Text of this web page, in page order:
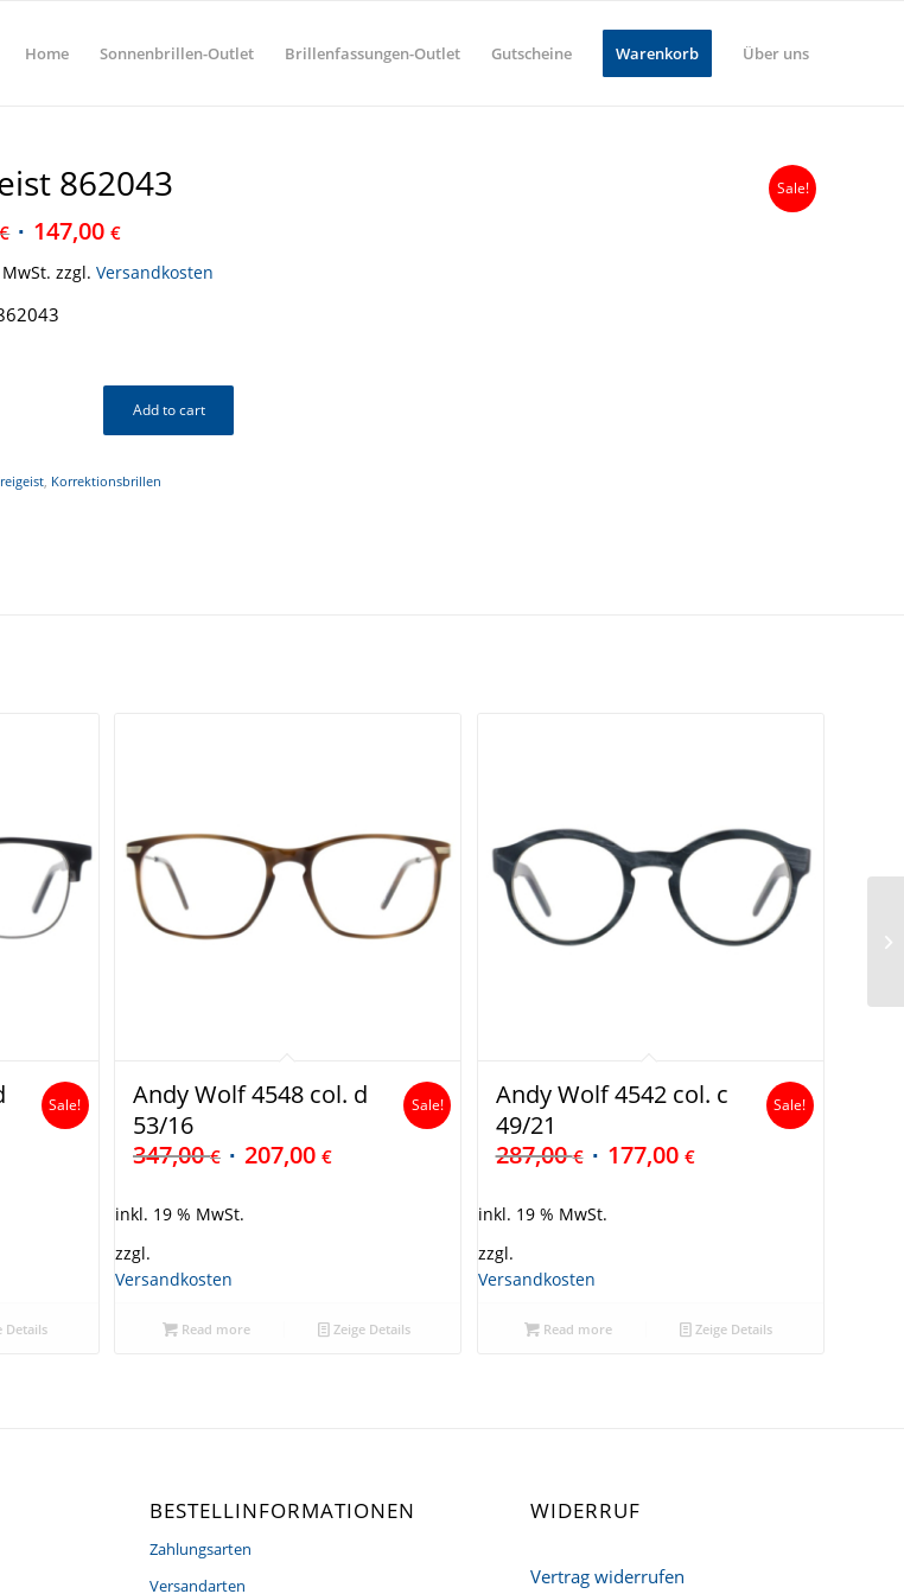
Home Sonnenbrillen-Outlet Brillenfassungen-Outlet Gutscheine Warenkorb Über uns
Sale!
862043
€ 147,00€
zzgl.Versandkosten
Add to cart
Korrektionsbrillen
Sale!
Details
Andy Wolf 4548 col. d
53/16
347,00€ 207,00€
Sale!
inkl. 19 % MwSt.
zzgl.
Versandkosten
Read more Zeige Details
Andy Wolf 4542 col. c
49/21
287,00€ 177,00 €
Sale!
inkl. 19 % MwSt.
zzgl.
Versandkosten
Read more Zeige Details
BESTELLINFORMATIONEN
Zahlungsarten
Versandarten
WIDERRUF
Vertrag widerrufen